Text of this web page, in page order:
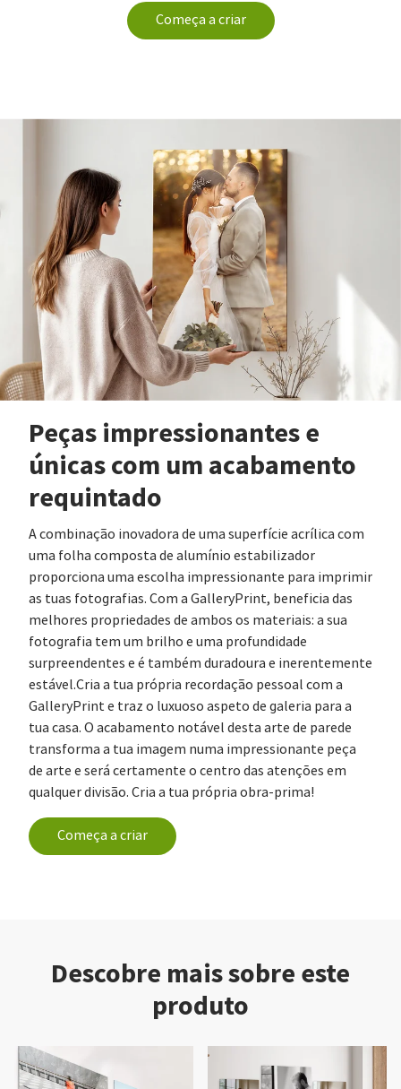
Começa a criar
Peças impressionantes e
únicas com um acabamento
requintado
A combinação inovadora de uma superfície acrílica com
uma folha composta de alumínio estabilizador
proporciona uma escolha impressionante para imprimir
as tuas fotografias. Com a GalleryPrint, beneficia das
melhores propriedades de ambos os materiais: a sua
fotografia tem um brilho e uma profundidade
surpreendentes e é também duradoura e inerentemente
estável.Cria a tua própria recordação pessoal com a
GalleryPrint e traz o luxuoso aspeto de galeria para a
tua casa. O acabamento notável desta arte de parede
transforma a tua imagem numa impressionante peça
de arte e será certamente o centro das atenções em
qualquer divisão. Cria a tua própria obra-prima!
Começa a criar
Descobre mais sobre este
produto